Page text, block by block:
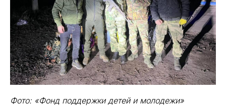
Фото: «Фонд поддержки детей и молодежи»